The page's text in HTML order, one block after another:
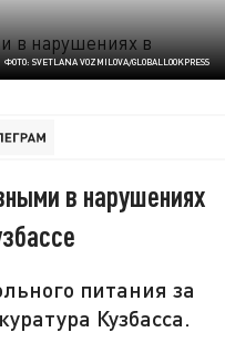
ФОТО: SVETLANA VOZMILOVA/GLOBALLOOKPRESS
в нарушениях
питания за
Кузбасса.